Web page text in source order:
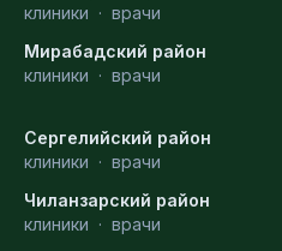
клиники · врачи
Мирабадский район
клиники · врачи
Сергелийский район
клиники · врачи
Чиланзарский район
клиники · врачи